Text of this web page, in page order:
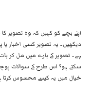
اپنے بچے کو کہیں کہ وہ تصویر
دیکھیں۔ یہ تصویر کسی اخبار
ہے۔ تصویر کے بارے میں مل کر
سکتے ہو؟ اس طرح کے سوالات
خیال میں یہ کیسے محسوس کرتا